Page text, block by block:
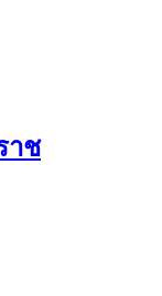
าช